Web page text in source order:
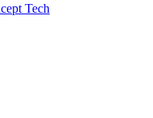
Tech